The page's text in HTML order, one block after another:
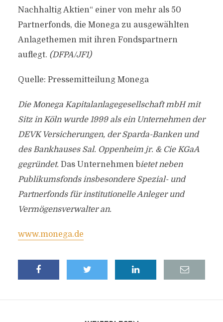
Nachhaltig Aktien“ einer von mehr als 50
Partnerfonds, die Monega zu ausgewählten
Anlagethemen mit ihren Fondspartnern
auflegt. (DFPA/JF1)
Quelle: Pressemitteilung Monega
Die Monega Kapitalanlagegesellschaft mbH mit
Sitz in Köln wurde 1999 als ein Unternehmen der
DEVK Versicherungen, der Sparda-Banken und
des Bankhauses Sal. Oppenheim jr. & Cie KGaA
gegründet. Das Unternehmen bietet neben
Publikumsfonds insbesondere Spezial- und
Partnerfonds für institutionelle Anleger und
Vermögensverwalter an.
www.monega.de